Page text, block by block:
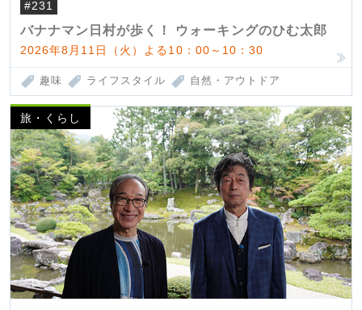
#231
バナナマン日村が歩く！ ウォーキングのひむ太郎
2026年8月11日（火）よる10：00～10：30
趣味 ライフスタイル 自然・アウトドア
旅・くらし